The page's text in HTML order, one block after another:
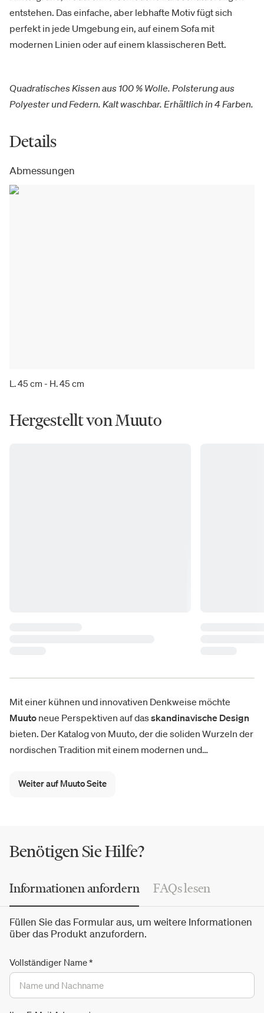
entstehen. Das einfache, aber lebhafte Motiv fügt sich
perfekt in jede Umgebung ein, auf einem Sofa mit
modernen Linien oder auf einem klassischeren Bett.
Quadratisches Kissen aus 100 % Wolle. Polsterung aus
Polyester und Federn. Kalt waschbar. Erhältlich in 4 Farben.
Details
Abmessungen
L. 45 cm - H. 45 cm
Hergestellt von Muuto
Mit einer kühnen und innovativen Denkweise möchte
Muuto neue Perspektiven auf dasskandinavische Design
bieten. Der Katalog von Muuto, der die soliden Wurzeln der
nordischen Tradition mit einem modernen und
Leuchtenbis hin zuWohnaccessoires
Fiber und Stacked.
Weiter auf Muuto Seite
Benötigen Sie Hilfe?
Informationen anfordern FAQs lesen
Füllen Sie das Formular aus, um weitere Informationen
über das Produkt anzufordern.
Vollständiger Name*